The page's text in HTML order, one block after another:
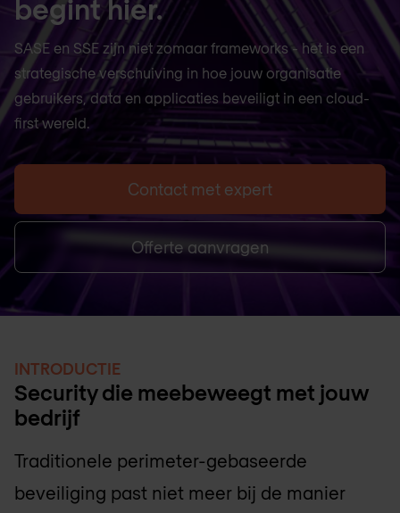
begint hier.
SASE en SSE zijn niet zomaar frameworks - het is een
strategische verschuiving in hoe jouw organisatie
gebruikers, data en applicaties beveiligt in een cloud-
first wereld.
Contact met expert
Offerte aanvragen
INTRODUCTIE
Security die meebeweegt met jouw
bedrijf
Traditionele perimeter-gebaseerde
beveiliging past niet meer bij de manier